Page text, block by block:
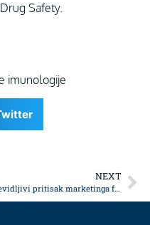
Safety.
imunologije
NEXT
Nevidljivi pritisak marketinga formula i uticaj na dojenje